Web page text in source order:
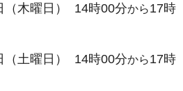
曜日） 14時00分から17時
曜日） 14時00分から17時